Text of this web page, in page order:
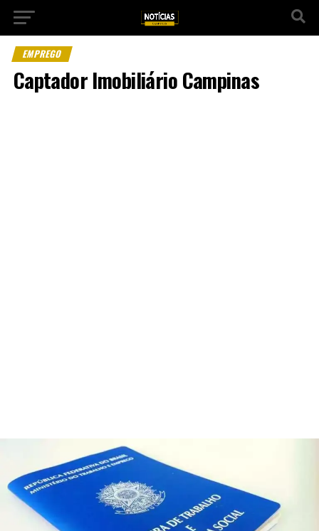
EMPREGO
Captador Imobiliário Campinas